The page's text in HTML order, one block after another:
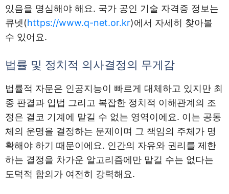
있음을 명심해야 해요. 국가 공인 기술 자격증 정보는
큐넷(https://www.q-net.or.kr)에서 자세히 찾아볼
수 있어요.
법률 및 정치적 의사결정의 무게감
법률적 자문은 인공지능이 빠르게 대체하고 있지만 최
종 판결과 입법 그리고 복잡한 정치적 이해관계의 조
정은 결코 기계에 맡길 수 없는 영역이에요. 이는 공동
체의 운명을 결정하는 문제이며 그 책임의 주체가 명
확해야 하기 때문이에요. 인간의 자유와 권리를 제한
하는 결정을 차가운 알고리즘에만 맡길 수는 없다는
도덕적 합의가 여전히 강력해요.